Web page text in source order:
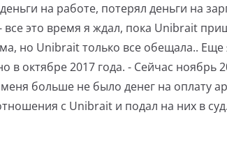
на работе, потерял деньги на
все это время я ждал, пока Unibrait
но Unibrait только все обещала.. Еще
в октябре 2017 года. - Сейчас ноябрь
меня больше не было денег на оплату
с Unibrait и подал на них в